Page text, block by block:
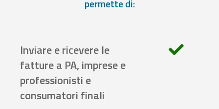
permette di:
Inviare e ricevere le
fatture a PA, imprese e
professionisti e
consumatori finali